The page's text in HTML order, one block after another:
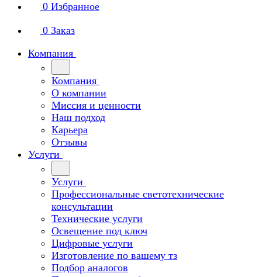
0 Избранное
0 Заказ
Компания
Компания
О компании
Миссия и ценности
Наш подход
Карьера
Отзывы
Услуги
Услуги
Профессиональные светотехнические
консультации
Технические услуги
Освещение под ключ
Цифровые услуги
Изготовление по вашему тз
Подбор аналогов